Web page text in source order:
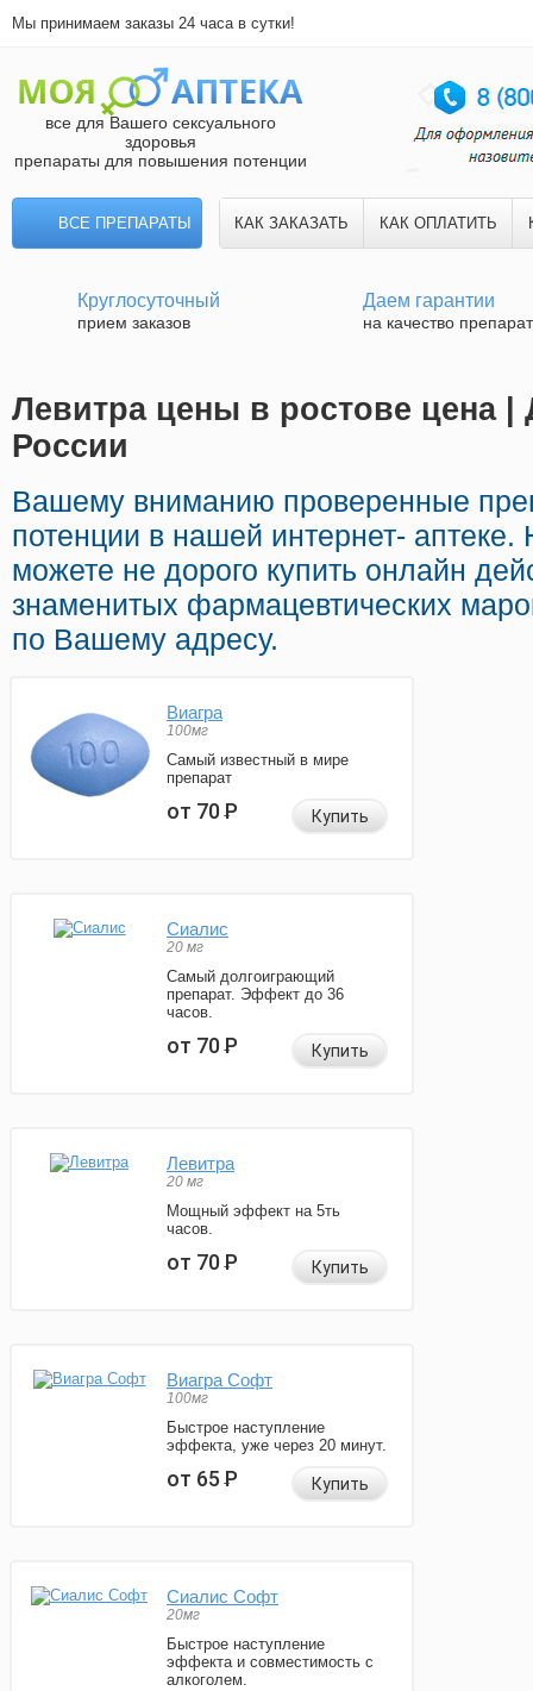
Мы принимаем заказы 24 часа в сутки!
все для Вашего сексуального
здоровья
препараты для повышения потенции
ВСЕ ПРЕПАРАТЫ КАК ЗАКАЗАТЬ КАК ОПЛАТИТЬ
Круглосуточный
прием заказов
Даем гарантии
на качество
Левитра цены в ростове цена |
России
Вашему вниманию проверенные
потенции в нашей интернет-
можете не дорого купить онлайн
знаменитых фармацевтических
по Вашему адресу.
Виагра
100мг
Самый известный в мире
препарат
от 70Р Купить
Сиалис
20 мг
Самый долгоиграющий
препарат. Эффект до 36
часов.
от 70Р Купить
Левитра
20 мг
Мощный эффект на 5ть
часов.
от 70Р Купить
Виагра Софт
100мг
Быстрое наступление
эффекта, уже через 20 минут.
от 65Р Купить
Сиалис Софт
20мг
Быстрое наступление
эффекта и совместимость с
алкоголем.